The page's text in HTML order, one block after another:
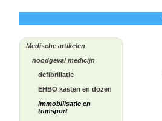
Medische artikelen
noodgeval medicijn
defibrillatie
EHBO kasten en dozen
immobilisatie en
transport